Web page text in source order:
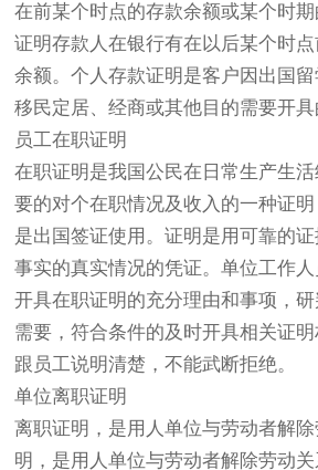
在前某个时点的存款余额或某个时
证明存款人在银行有在以后某个时
余额。个人存款证明是客户因出国留
移民定居、经商或其他目的需要开具
员工在职证明
在职证明是我国公民在日常生产生
要的对个在职情况及收入的一种证
是出国签证使用。证明是用可靠的
事实的真实情况的凭证。单位工作
开具在职证明的充分理由和事项，
需要，符合条件的及时开具相关证
跟员工说明清楚，不能武断拒绝。
单位离职证明
离职证明，是用人单位与劳动者解
明，是用人单位与劳动者解除劳动